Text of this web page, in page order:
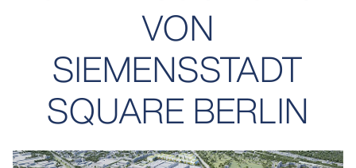
VON
SIEMENSSTADT
SQUARE BERLIN